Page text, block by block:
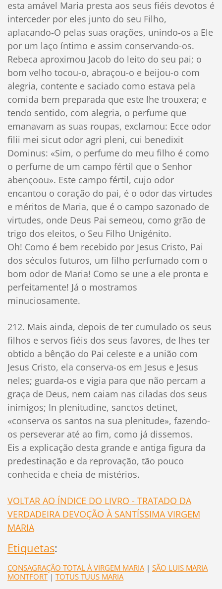
esta amável Maria presta aos seus fiéis devotos é
interceder por eles junto do seu Filho,
aplacando-O pelas suas orações, unindo-os a Ele
por um laço íntimo e assim conservando-os.
Rebeca aproximou Jacob do leito do seu pai; o
bom velho tocou-o, abraçou-o e beijou-o com
alegria, contente e saciado como estava pela
comida bem preparada que este lhe trouxera; e
tendo sentido, com alegria, o perfume que
emanavam as suas roupas, exclamou: Ecce odor
filii mei sicut odor agri pleni, cui benedixit
Dominus: «Sim, o perfume do meu filho é como
o perfume de um campo fértil que o Senhor
abençoou». Este campo fértil, cujo odor
encantou o coração do pai, é o odor das virtudes
e méritos de Maria, que é o campo sazonado de
virtudes, onde Deus Pai semeou, como grão de
trigo dos eleitos, o Seu Filho Unigénito.
Oh! Como é bem recebido por Jesus Cristo, Pai
dos séculos futuros, um filho perfumado com o
bom odor de Maria! Como se une a ele pronta e
perfeitamente! Já o mostramos
minuciosamente.
212. Mais ainda, depois de ter cumulado os seus
filhos e servos fiéis dos seus favores, de lhes ter
obtido a bênção do Pai celeste e a união com
Jesus Cristo, ela conserva-os em Jesus e Jesus
neles; guarda-os e vigia para que não percam a
graça de Deus, nem caiam nas ciladas dos seus
inimigos; In plenitudine, sanctos detinet,
«conserva os santos na sua plenitude», fazendo-
os perseverar até ao fim, como já dissemos.
Eis a explicação desta grande e antiga figura da
predestinação e da reprovação, tão pouco
conhecida e cheia de mistérios.
VOLTAR AO ÍNDICE DO LIVRO - TRATADO DA
VERDADEIRA DEVOÇÃO À SANTÍSSIMA VIRGEM
MARIA
Etiquetas:
CONSAGRAÇÃO TOTAL À VIRGEM MARIA | SÃO LUIS MARIA
MONTFORT | TOTUS TUUS MARIA